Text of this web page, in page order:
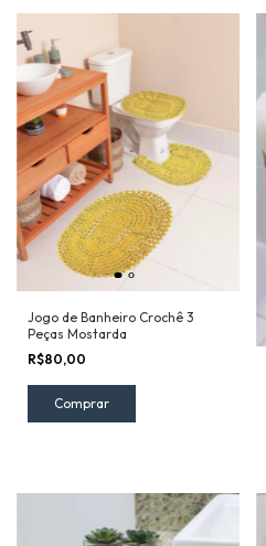
Jogo de Banheiro Crochê 3
Peças Mostarda
R$80,00